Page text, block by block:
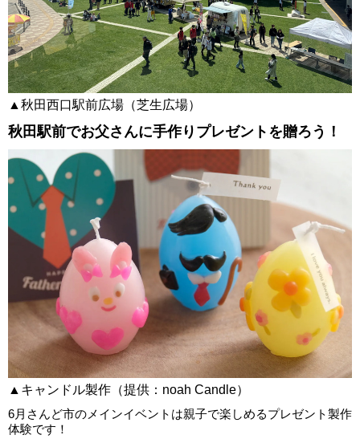
▲秋田西口駅前広場（芝生広場）
秋田駅前でお父さんに手作りプレゼントを贈ろう！
▲キャンドル製作（提供：noah Candle）
6月さんど市のメインイベントは親子で楽しめるプレゼント製作
体験です！